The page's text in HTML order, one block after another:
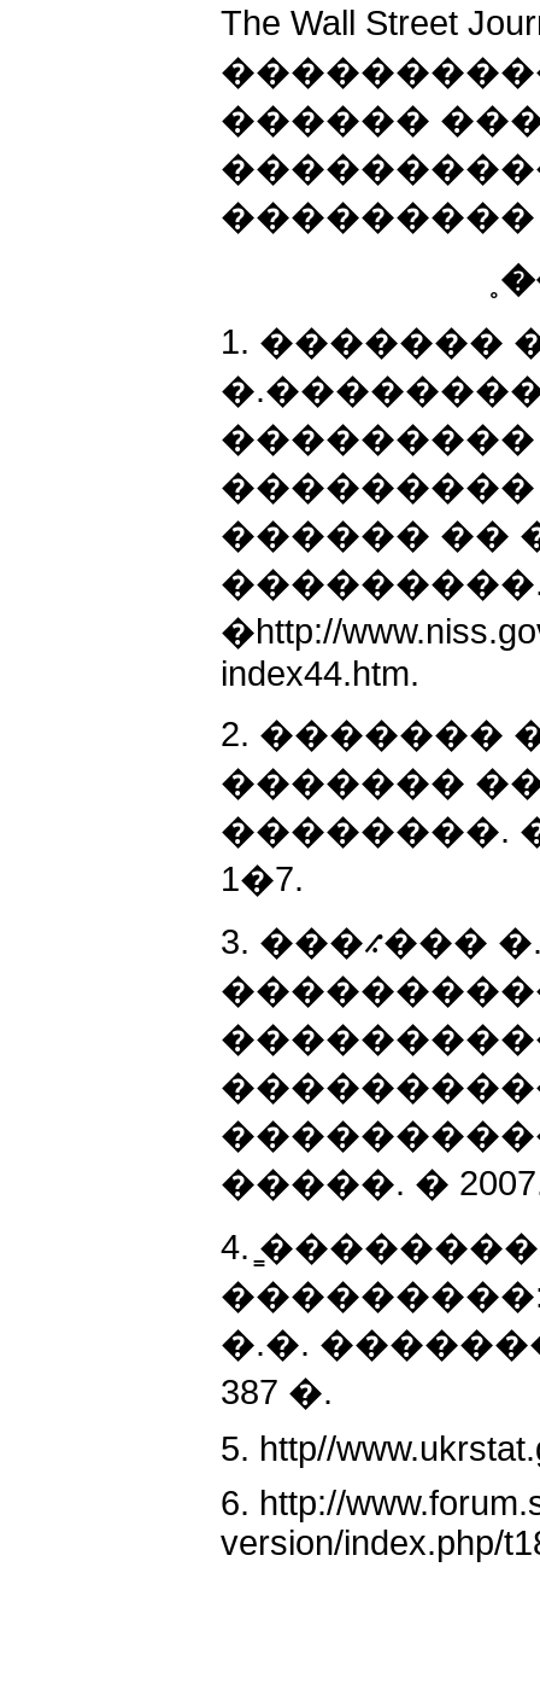
The Wall Street
������
���������
1. �������
������ ��
�http://
index44.htm.
2. �������
�������
��������. �
1�7.
3. ���⳺���
�����. �
4.
���������:
�.�.
387 �.
5. http//
6. http://
version/index.php/